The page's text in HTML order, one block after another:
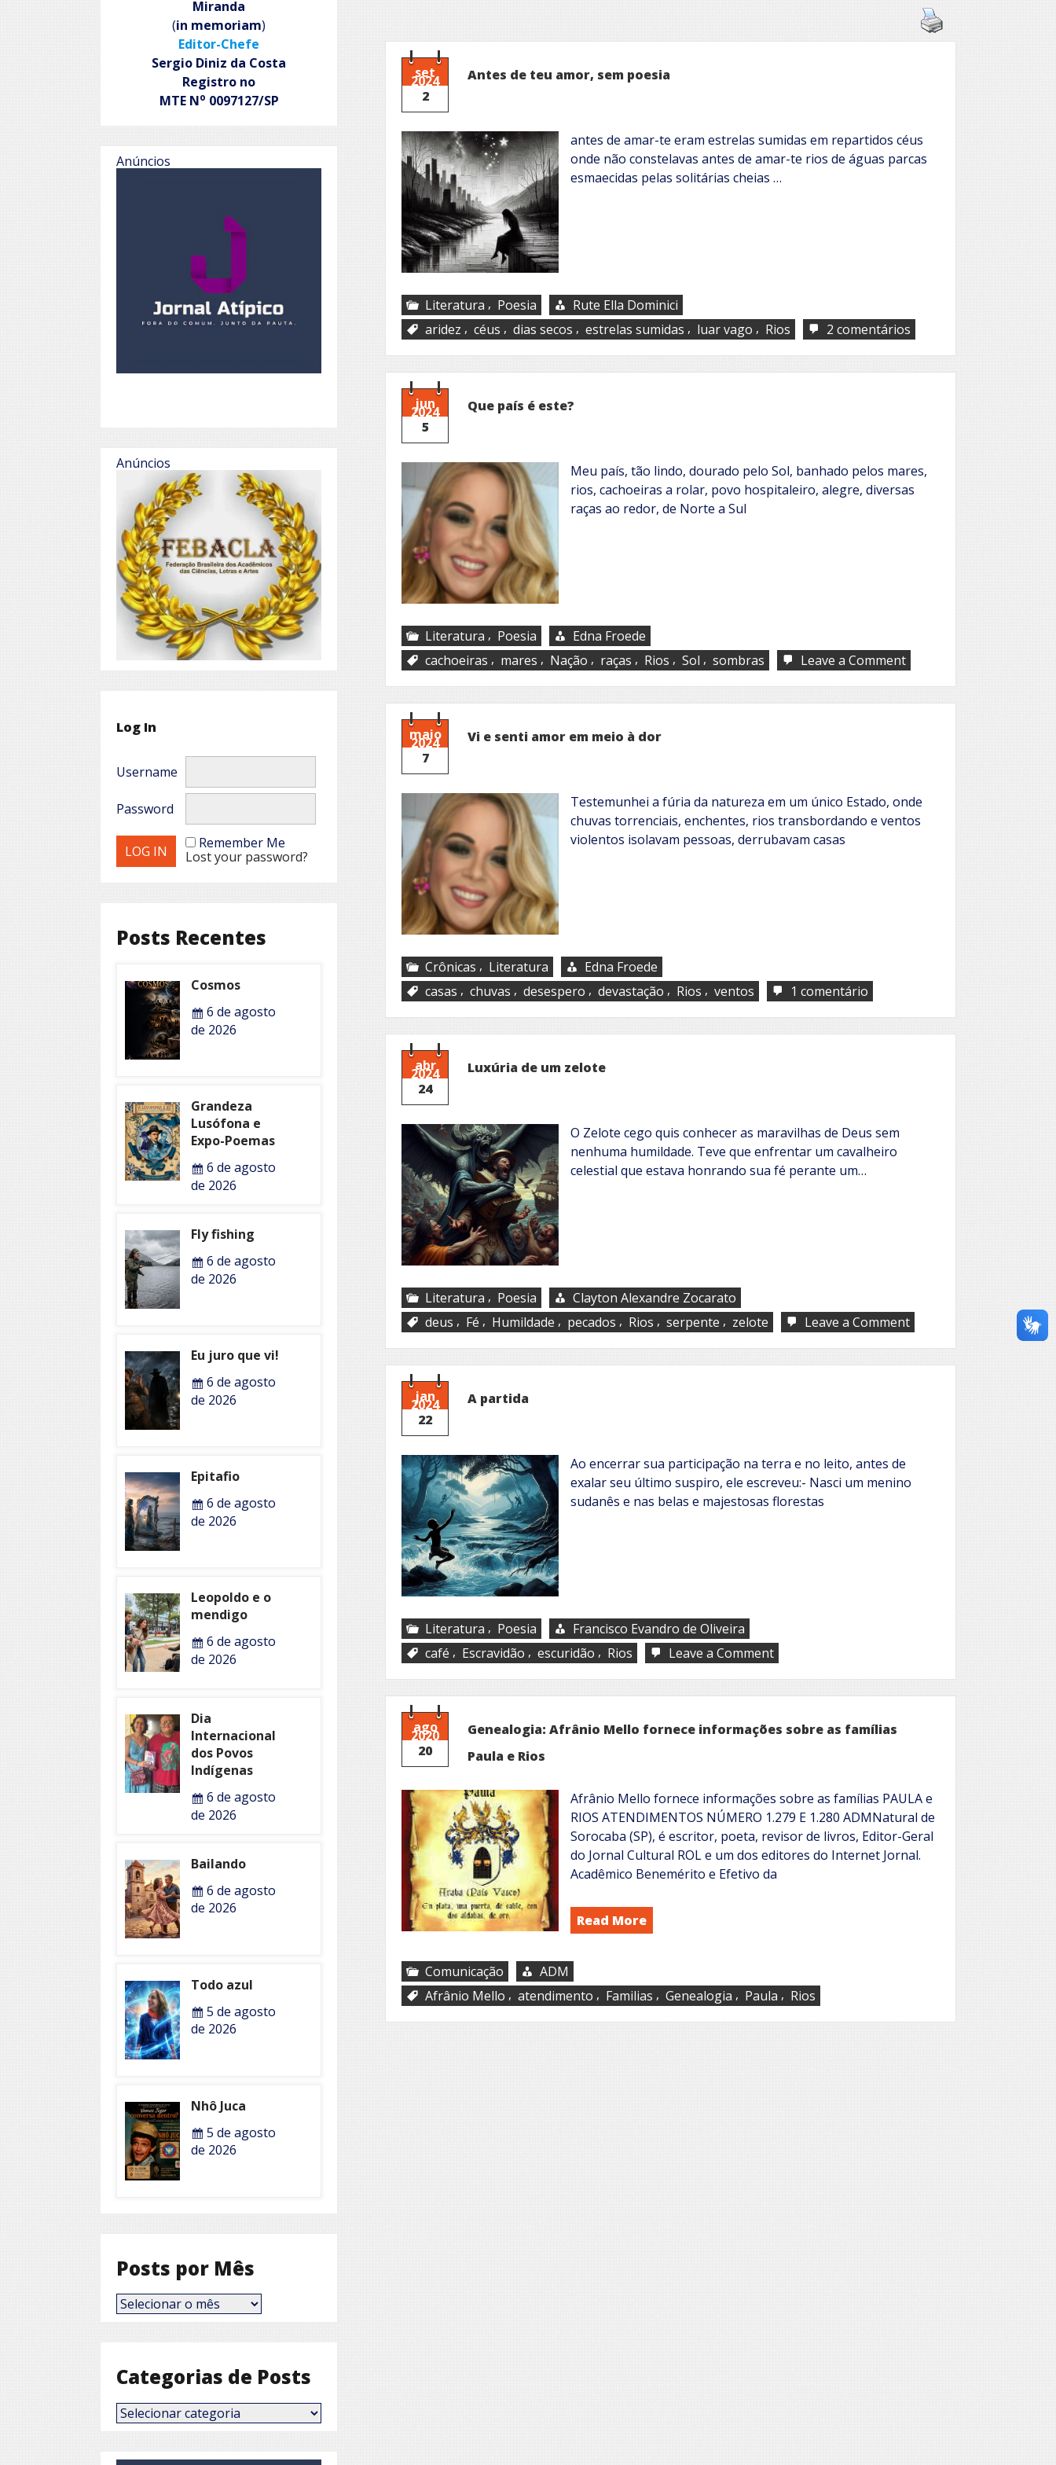
set
2024
2
Antes de teu amor, sem poesia
antes de amar-te eram estrelas sumidas em repartidos céus
onde não constelavas antes de amar-te rios de águas parcas
esmaecidas pelas solitárias cheias …
Literatura , Poesia
Rute Ella Dominici
aridez , céus , dias secos , estrelas sumidas , luar vago , Rios 2 comentários
Antes
de
teu
jun
2024
5
Que país é este?
Meu país, tão lindo, dourado pelo Sol, banhado pelos mares,
rios, cachoeiras a rolar, povo hospitaleiro, alegre, diversas
raças ao redor, de Norte a Sul
Literatura , Poesia
Edna Froede
cachoeiras , mares , Nação , raças , Rios , Sol , sombras Leave a Commenton
Que
país
é
maio
2024
7
Vi e senti amor em meio à dor
Testemunhei a fúria da natureza em um único Estado, onde
chuvas torrenciais, enchentes, rios transbordando e ventos
violentos isolavam pessoas, derrubavam casas
Crônicas , Literatura
Edna Froede
casas , chuvas , desespero , devastação , Rios , ventos 1 comentário
Vi
e
senti
abr
2024
24
Luxúria de um zelote
O Zelote cego quis conhecer as maravilhas de Deus sem
nenhuma humildade. Teve que enfrentar um cavalheiro
celestial que estava honrando sua fé perante um…
Literatura , Poesia
Clayton Alexandre Zocarato
deus , Fé , Humildade , pecados , Rios , serpente , zelote Leave a Commenton
Luxúria
de
um
jan
2024
22
A partida
Ao encerrar sua participação na terra e no leito, antes de
exalar seu último suspiro, ele escreveu:- Nasci um menino
sudanês e nas belas e majestosas florestas
Literatura , Poesia
Francisco Evandro de Oliveira
café , Escravidão , escuridão , Rios Leave a Commenton
A
partida
ago
2020
20
Genealogia: Afrânio Mello fornece informações sobre as famílias
Paula e Rios
Afrânio Mello fornece informações sobre as famílias PAULA e
RIOS ATENDIMENTOS NÚMERO 1.279 E 1.280 ADMNatural de
Sorocaba (SP), é escritor, poeta, revisor de livros, Editor-Geral
do Jornal Cultural ROL e um dos editores do Internet Jornal.
Acadêmico Benemérito e Efetivo da
Read More
Comunicação
ADM
Afrânio Mello , atendimento , Familias , Genealogia , Paula , Rios
Miranda
(in memoriam)
Editor-Chefe
Sergio Diniz da Costa
Registro no
MTE No 0097127/SP
Anúncios
Anúncios
Log In
Username
Password
Remember Me
Lost your password?
Posts Recentes
Cosmos
6 de agosto
de 2026
Grandeza
Lusófona e
Expo-Poemas
6 de agosto
de 2026
Fly fishing
6 de agosto
de 2026
Eu juro que vi!
6 de agosto
de 2026
Epitafio
6 de agosto
de 2026
Leopoldo e o
mendigo
6 de agosto
de 2026
Dia
Internacional
dos Povos
Indígenas
6 de agosto
de 2026
Bailando
6 de agosto
de 2026
Todo azul
5 de agosto
de 2026
Nhô Juca
5 de agosto
de 2026
Posts por Mês
Posts
por
Categorias de Posts
Categorias
de